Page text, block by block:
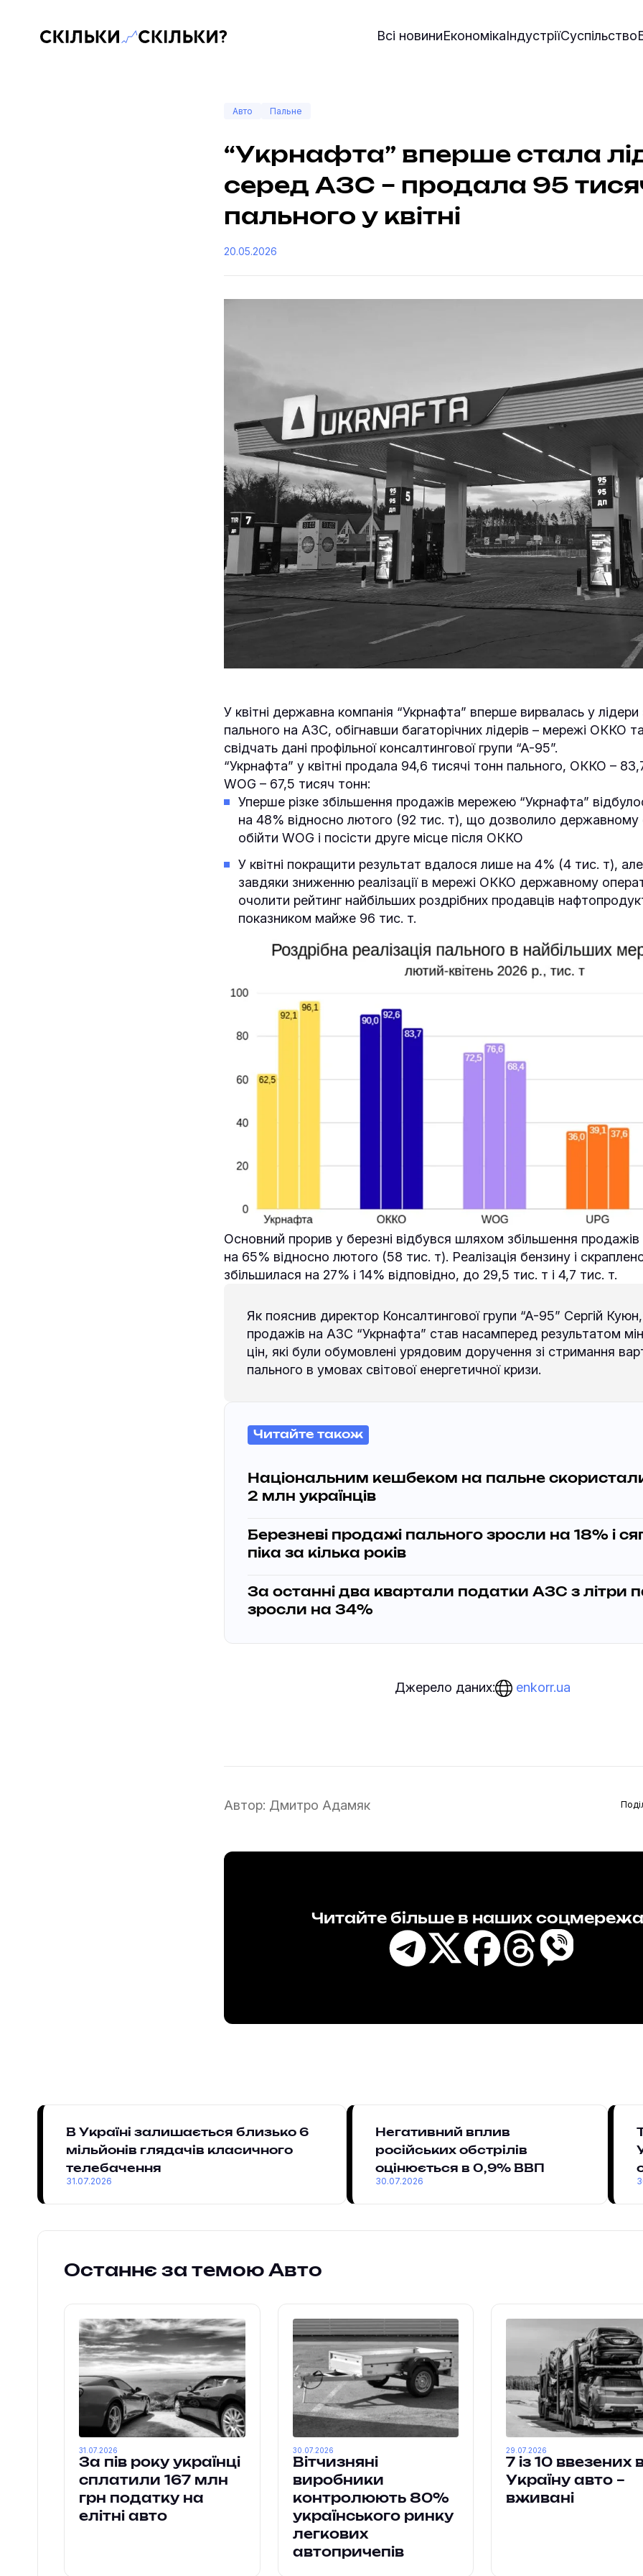
Скільки-скільки? — Медіа про суспільні дані Всі новиниЕкономікаІндустріїСуспільство
Авто Пальне
“Укрнафта” вперше стала
серед АЗС – продала 95
пального у квітні
20.05.2026
У квітні державна компанія “Укрнафта” вперше вирвалась у
пального на АЗС, обігнавши багаторічних лідерів – мережі ОККО
свідчать дані профільної консалтингової групи “А-95”.
“Укрнафта” у квітні продала 94,6 тисячі тонн пального, ОККО –
WOG – 67,5 тисяч тонн:
Уперше різке збільшення продажів мережею “Укрнафта”
на 48% відносно лютого (92 тис. т), що дозволило державному
обійти WOG і посісти друге місце після ОККО
У квітні покращити результат вдалося лише на 4% (4 тис. т), але
завдяки зниженню реалізації в мережі ОККО державному
очолити рейтинг найбільших роздрібних продавців
показником майже 96 тис. т.
Основний прорив у березні відбувся шляхом збільшення продажів
на 65% відносно лютого (58 тис. т). Реалізація бензину і
збільшилася на 27% і 14% відповідно, до 29,5 тис. т і 4,7 тис. т.
Як пояснив директор Консалтингової групи “А-95” Сергій
продажів на АЗС “Укрнафта” став насамперед результатом
цін, які були обумовлені урядовим доручення зі стримання
пального в умовах світової енергетичної кризи.
Читайте також
Національним кешбеком на пальне
2 млн українців
Березневі продажі пального зросли на 18% і
піка за кілька років
За останні два квартали податки АЗС з літри
зросли на 34%
Джерело даних: enkorr.ua
Автор: Дмитро Адамяк
Читайте більше в наших
В Україні залишається близько 6
мільйонів глядачів класичного
телебачення
31.07.2026
Негативний вплив
російських обстрілів
оцінюється в 0,9% ВВП
30.07.2026
Останнє за темою Авто
За пів року українці
сплатили 167 млн
грн податку на
елітні авто
31.07.2026
Вітчизняні
виробники
контролюють 80%
українського ринку
легкових
автопричепів
30.07.2026
7 із 10 ввезених
Україну авто –
вживані
29.07.2026